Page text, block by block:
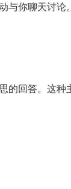
与你聊天讨论
的回答。这种